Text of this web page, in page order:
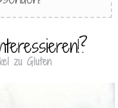
zu Gluten